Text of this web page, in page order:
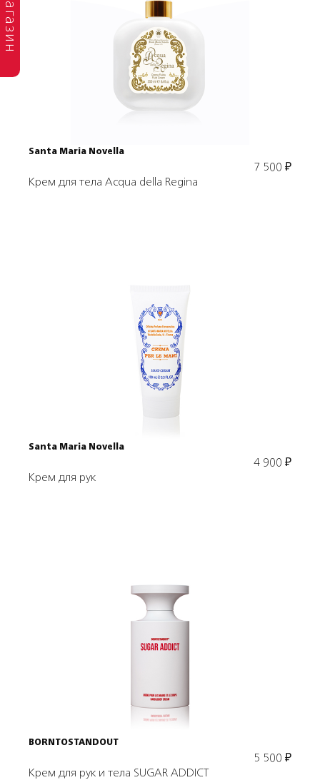
магазин Подробнее
В корзину
Santa Maria Novella
7 500 ₽
Крем для тела Acqua della Regina
Подробнее
В корзину
Santa Maria Novella
4 900 ₽
Крем для рук
Подробнее
BORNTOSTANDOUT
5 500 ₽
Крем для рук и тела SUGAR ADDICT